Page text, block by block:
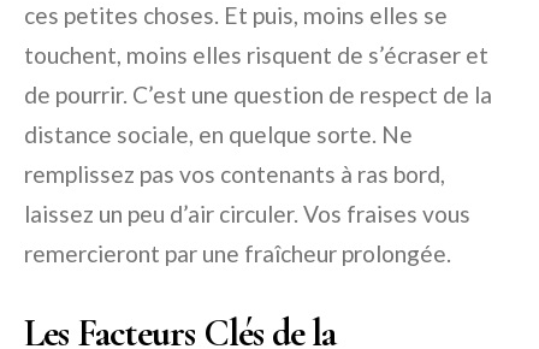
ces petites choses. Et puis, moins elles se
touchent, moins elles risquent de s’écraser et
de pourrir. C’est une question de respect de la
distance sociale, en quelque sorte. Ne
remplissez pas vos contenants à ras bord,
laissez un peu d’air circuler. Vos fraises vous
remercieront par une fraîcheur prolongée.
Les Facteurs Clés de la